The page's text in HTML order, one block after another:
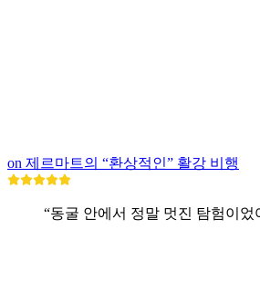
on 제르마트의 “환상적인” 활강 비행
“동굴 안에서 정말 멋진 탐험이었